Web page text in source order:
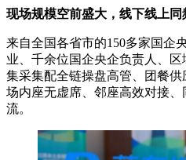
现场规模空前盛大，线下线上同
来自全国各省市的150多家国企
业、千余位国企央企负责人、
集采集配全链操盘高管、团餐供
场内座无虚席、邻座高效对接
流。